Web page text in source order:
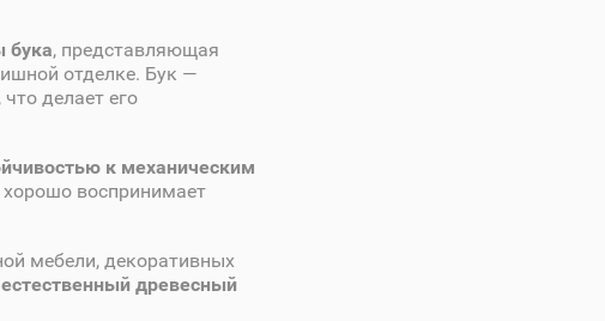
бука, представляющая
отделке. Бук —
делает его
к механическим
воспринимает
мебели, декоративных
естественный древесный